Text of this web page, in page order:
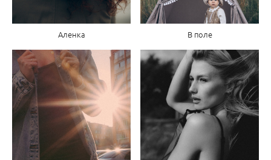
Аленка В поле